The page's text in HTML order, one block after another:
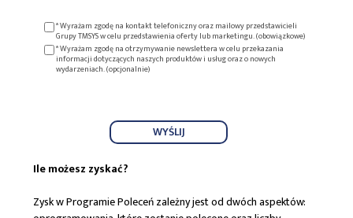
* Wyrażam zgodę na kontakt telefoniczny oraz mailowy przedstawicieli
Grupy TMSYS w celu przedstawienia oferty lub marketingu. (obowiązkowe)
* Wyrażam zgodę na otrzymywanie newslettera w celu przekazania
informacji dotyczących naszych produktów i usług oraz o nowych
wydarzeniach. (opcjonalnie)
Ile możesz zyskać?
Zysk w Programie Poleceń zależny jest od dwóch aspektów: